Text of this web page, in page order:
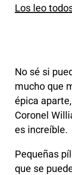
Los leo
No sé si
mucho que
épica
Coronel
es increíble.
Pequeñas
que se